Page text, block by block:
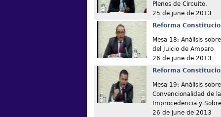
Plenos de Circuito.
25 de june de 2013
Reforma
Mesa 18: Análisis
del Juicio de Amparo
26 de june de 2013
Reforma
Mesa 19: Análisis
Convencionalidad de
Improcedencia y
26 de june de 2013